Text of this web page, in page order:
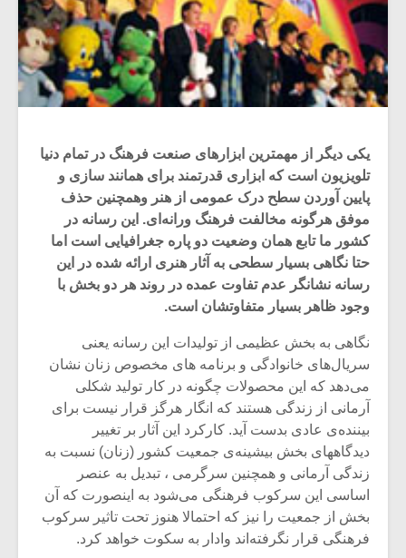
یکی دیگر از مهمترین ابزارهای صنعت فرهنگ در تمام دنیا
تلویزیون است که ابزاری قدرتمند برای همانند سازی و
پایین آوردن سطح درک عمومی از هنر وهمچنین حذف
موفق هرگونه مخالفت فرهنگ ورانه‌ای. این رسانه در
کشور ما تابع همان وضعیت دو پاره جغرافیایی است اما
حتا نگاهی بسیار سطحی به آثار هنری ارائه شده در این
رسانه نشانگر عدم تفاوت عمده در روند هر دو بخش با
وجود ظاهر بسیار متفاوتشان است.
نگاهی به بخش عظیمی از تولیدات این رسانه یعنی
سریال‌های خانوادگی و برنامه های مخصوص زنان نشان
می‌دهد که این محصولات چگونه در کار تولید شکلی
آرمانی از زندگی هستند که انگار هرگز قرار نیست برای
بیننده‌ی عادی بدست آید. کارکرد این آثار بر تغییر
دیدگاههای بخش بیشینه‌ی جمعیت کشور (زنان) نسبت به
زندگی آرمانی و همچنین سرگرمی ، تبدیل به عنصر
اساسی این سرکوب فرهنگی می‌شود به اینصورت که آن
بخش از جمعیت را نیز که احتمالا هنوز تحت تاثیر سرکوب
فرهنگی قرار نگرفته‌اند وادار به سکوت خواهد کرد.